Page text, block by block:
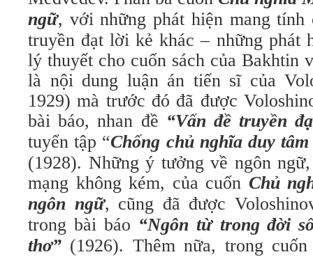
ngữ, với những phát hiện mang tính
truyền đạt lời kẻ khác – những phát
lý thuyết cho cuốn sách của Bakhtin
là nội dung luận án tiến sĩ của
1929) mà trước đó đã được
bài báo, nhan đề “Vấn đề truyền
tuyển tập “Chống chủ nghĩa duy
(1928). Những ý tưởng về ngôn
mạng không kém, của cuốn Chủ
ngôn ngữ, cũng đã được
trong bài báo “Ngôn từ trong đời
thơ” (1926). Thêm nữa, trong